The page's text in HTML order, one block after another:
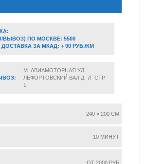
ВЫВОЗ) ПО МОСКВЕ: 5500
ДОСТАВКА ЗА МКАД: + 90 РУБ./КМ
М. АВИАМОТОРНАЯ УЛ.
ЛЕФОРТОВСКИЙ ВАЛ Д. 7Г СТР.
1
240 × 200 CM
10 МИНУТ
ОТ 2000 РУБ